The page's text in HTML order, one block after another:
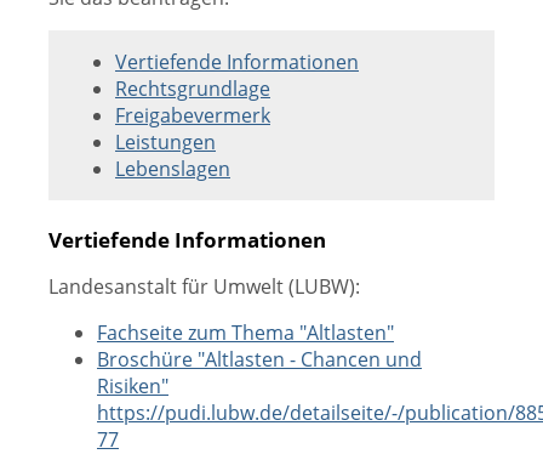
Vertiefende Informationen
Rechtsgrundlage
Freigabevermerk
Leistungen
Lebenslagen
Vertiefende Informationen
Landesanstalt für Umwelt (LUBW):
Fachseite zum Thema "Altlasten"
Broschüre "Altlasten - Chancen und
Risiken"
https://pudi.lubw.de/detailseite/-/publication/
77